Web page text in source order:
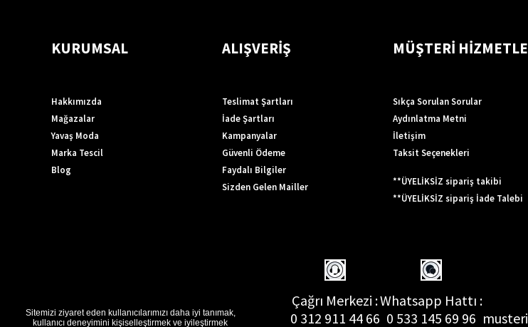
KURUMSAL
Hakkımızda
Mağazalar
Yavaş Moda
Marka Tescil
Blog
ALIŞVERİŞ
Teslimat Şartları
İade Şartları
Kampanyalar
Güvenli Ödeme
Faydalı Bilgiler
Sizden Gelen Mailler
MÜŞTERİ
Sıkça Sorulan Sorular
Aydınlatma Metni
İletişim
Taksit Seçenekleri
**ÜYELİKSİZ sipariş takibi
**ÜYELİKSİZ sipariş İade Talebi
Çağrı Merkezi :
0 312 911 44 66
Whatsapp Hattı :
0 533 145 69 96
Sitemizi ziyaret eden kullanıcılarımızı daha iyi tanımak,
kullanıcı deneyimini kişiselleştirmek ve iyileştirmek